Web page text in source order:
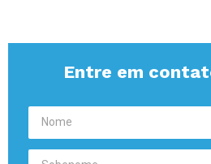
Entre em